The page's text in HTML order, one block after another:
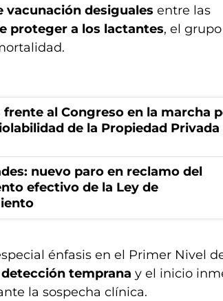
vacunación desiguales entre las
proteger a los lactantes, el
al Congreso en la marcha
de la Propiedad Privada
nuevo paro en reclamo del
efectivo de la Ley de
énfasis en el Primer Nivel
detección temprana y el inicio
la sospecha clínica.